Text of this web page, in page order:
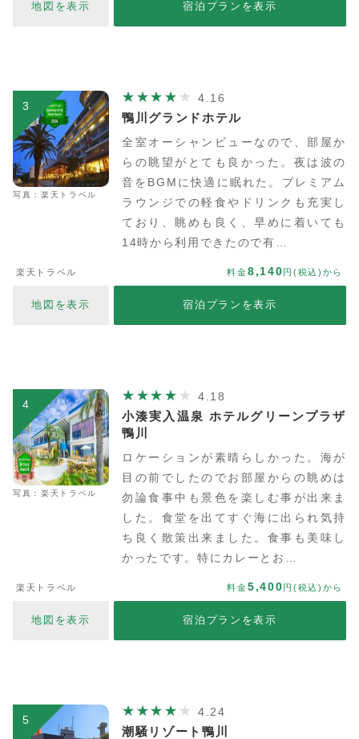
地図を表示 宿泊プランを表示
3
写真：楽天トラベル
4.16
鴨川グランドホテル
全室オーシャンビューなので、部屋か
らの眺望がとても良かった。夜は波の
音をBGMに快適に眠れた。プレミアム
ラウンジでの軽食やドリンクも充実し
ており、眺めも良く、早めに着いても
14時から利用できたので有…
楽天トラベル 料金8,140円(税込)から
地図を表示 宿泊プランを表示
4
写真：楽天トラベル
4.18
小湊実入温泉 ホテルグリーンプラザ
鴨川
ロケーションが素晴らしかった。海が
目の前でしたのでお部屋からの眺めは
勿論食事中も景色を楽しむ事が出来ま
した。食堂を出てすぐ海に出られ気持
ち良く散策出来ました。食事も美味し
かったです。特にカレーとお…
楽天トラベル 料金5,400円(税込)から
地図を表示 宿泊プランを表示
5
4.24
潮騒リゾート鴨川